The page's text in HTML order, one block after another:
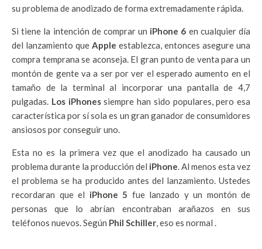
su problema de anodizado de forma extremadamente rápida.
Si tiene la intención de comprar un iPhone 6 en cualquier día
del lanzamiento que Apple establezca, entonces asegure una
compra temprana se aconseja. El gran punto de venta para un
montón de gente va a ser por ver el esperado aumento en el
tamaño de la terminal al incorporar una pantalla de 4,7
pulgadas. Los iPhonessiempre han sido populares, pero esa
característica por sí sola es un gran ganador de consumidores
ansiosos por conseguir uno.
Esta no es la primera vez que el anodizado ha causado un
problema durante la producción del iPhone Al menos esta vez
el problema se ha producido antes del lanzamiento. Ustedes
recordaran que el iPhone 5 fue lanzado y un montón de
personas que lo abrían encontraban arañazos en sus
teléfonos nuevos. Según Phil Schiller eso es normal